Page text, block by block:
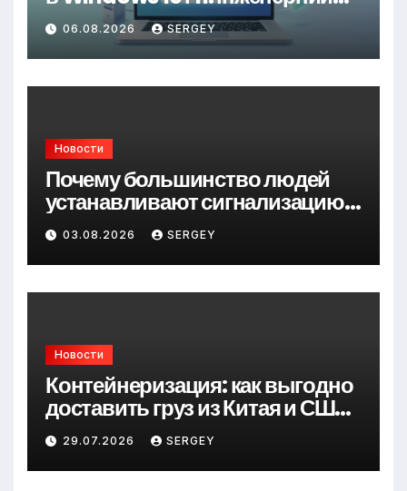
підхід до керування трафіком
06.08.2026 SERGEY
Новости
Почему большинство людей
устанавливают сигнализацию
для дома слишком поздно?
03.08.2026 SERGEY
Новости
Контейнеризация: как выгодно
доставить груз из Китая и США
в Украину
29.07.2026 SERGEY